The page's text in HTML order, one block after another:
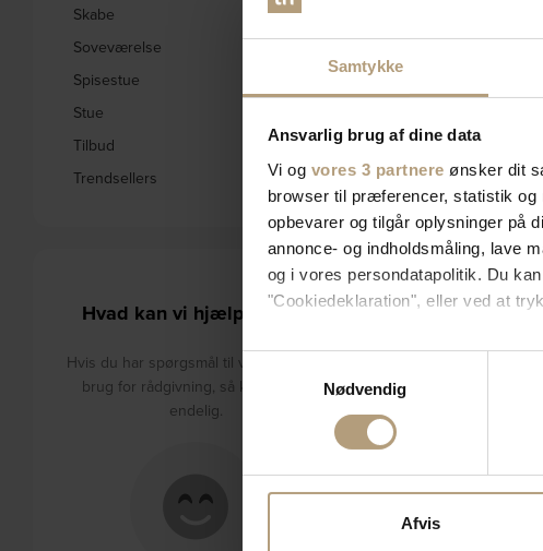
Samtykke
Ansvarlig brug af dine data
Vi og vores 3 partnere ønsker dit
browser til præferencer, statistik
opbevarer og tilgår oplysninger på
annonce- og indholdsmåling, lave
og i vores persondatapolitik. Du
"Cookiedeklaration", eller ved at
Hvis du tillader det, vil vi også
Indsamle præcise
Identificere din enhed
Dine valg anvendes på hele websitet.
annonceringspartnere og
Samtykkevalg
Nødvendig
Afvis
Skabe 332
Soveværelse
Spisestue
Stue
Tilbud 1845
Trendsellers 571
Hvad kan vi hjælpe med?
Hvis du har spørgsmål til varerne eller
brug for rådgivning, så kontakt os
endelig.